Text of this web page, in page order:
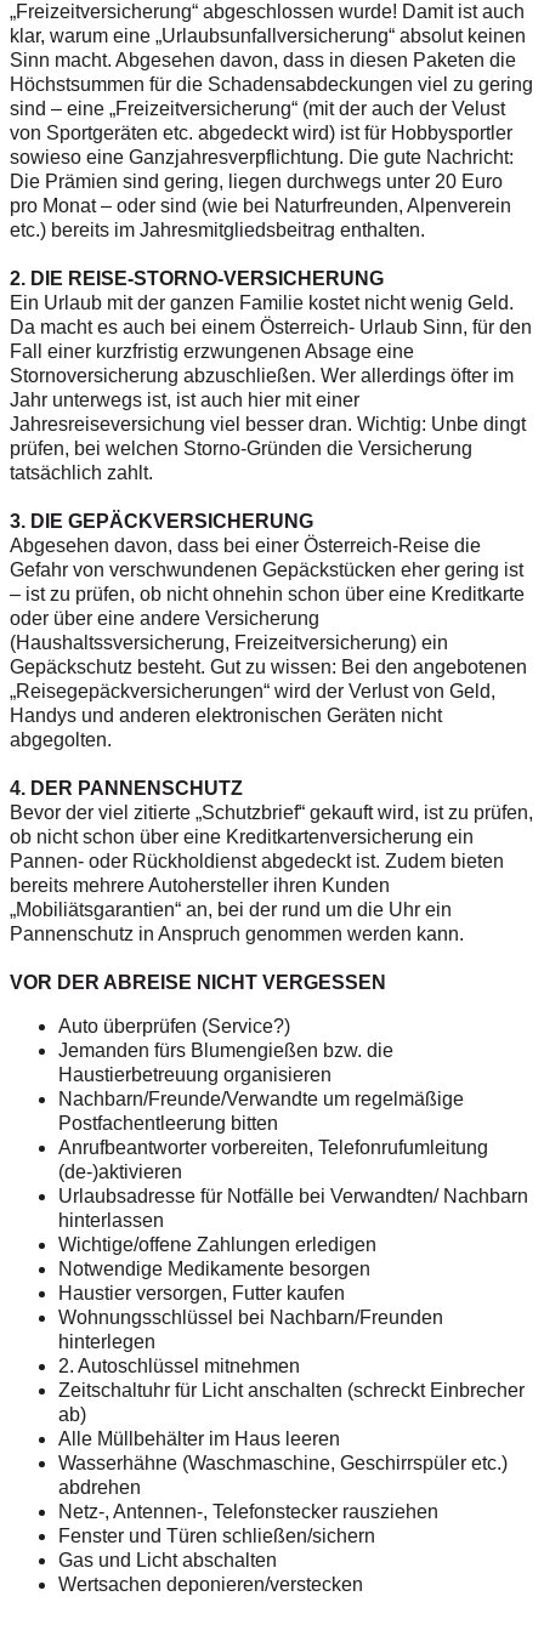
„Freizeitversicherung“ abgeschlossen wurde! Damit ist auch
klar, warum eine „Urlaubsunfallversicherung“ absolut keinen
Sinn macht. Abgesehen davon, dass in diesen Paketen die
Höchstsummen für die Schadensabdeckungen viel zu gering
sind – eine „Freizeitversicherung“ (mit der auch der Velust
von Sportgeräten etc. abgedeckt wird) ist für Hobbysportler
sowieso eine Ganzjahresverpflichtung. Die gute Nachricht:
Die Prämien sind gering, liegen durchwegs unter 20 Euro
pro Monat – oder sind (wie bei Naturfreunden, Alpenverein
etc.) bereits im Jahresmitgliedsbeitrag enthalten.
2. DIE REISE-STORNO-VERSICHERUNG
Ein Urlaub mit der ganzen Familie kostet nicht wenig Geld.
Da macht es auch bei einem Österreich- Urlaub Sinn, für den
Fall einer kurzfristig erzwungenen Absage eine
Stornoversicherung abzuschließen. Wer allerdings öfter im
Jahr unterwegs ist, ist auch hier mit einer
Jahresreiseversichung viel besser dran. Wichtig: Unbe dingt
prüfen, bei welchen Storno-Gründen die Versicherung
tatsächlich zahlt.
3. DIE GEPÄCKVERSICHERUNG
Abgesehen davon, dass bei einer Österreich-Reise die
Gefahr von verschwundenen Gepäckstücken eher gering ist
– ist zu prüfen, ob nicht ohnehin schon über eine Kreditkarte
oder über eine andere Versicherung
(Haushaltssversicherung, Freizeitversicherung) ein
Gepäckschutz besteht. Gut zu wissen: Bei den angebotenen
„Reisegepäckversicherungen“ wird der Verlust von Geld,
Handys und anderen elektronischen Geräten nicht
abgegolten.
4. DER PANNENSCHUTZ
Bevor der viel zitierte „Schutzbrief“ gekauft wird, ist zu prüfen,
ob nicht schon über eine Kreditkartenversicherung ein
Pannen- oder Rückholdienst abgedeckt ist. Zudem bieten
bereits mehrere Autohersteller ihren Kunden
„Mobiliätsgarantien“ an, bei der rund um die Uhr ein
Pannenschutz in Anspruch genommen werden kann.
VOR DER ABREISE NICHT VERGESSEN
Auto überprüfen (Service?)
Jemanden fürs Blumengießen bzw. die
Haustierbetreuung organisieren
Nachbarn/Freunde/Verwandte um regelmäßige
Postfachentleerung bitten
Anrufbeantworter vorbereiten, Telefonrufumleitung
(de-)aktivieren
Urlaubsadresse für Notfälle bei Verwandten/ Nachbarn
hinterlassen
Wichtige/offene Zahlungen erledigen
Notwendige Medikamente besorgen
Haustier versorgen, Futter kaufen
Wohnungsschlüssel bei Nachbarn/Freunden
hinterlegen
2. Autoschlüssel mitnehmen
Zeitschaltuhr für Licht anschalten (schreckt Einbrecher
ab)
Alle Müllbehälter im Haus leeren
Wasserhähne (Waschmaschine, Geschirrspüler etc.)
abdrehen
Netz-, Antennen-, Telefonstecker rausziehen
Fenster und Türen schließen/sichern
Gas und Licht abschalten
Wertsachen deponieren/verstecken